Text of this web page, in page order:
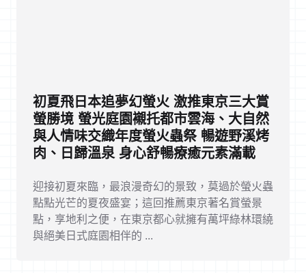
初夏飛日本追夢幻螢火 激推東京三大賞
螢勝境 螢光庭園襯托都市雲海、大自然
與人情味交織年度螢火蟲祭 暢遊野溪烤
肉、日歸溫泉 身心舒暢療癒元素滿載
迎接初夏來臨，最浪漫奇幻的景致，莫過於螢火蟲
點點光芒的夏夜盛宴；這回推薦東京著名賞螢景
點，享地利之便，在東京都心就擁有萬坪綠林環繞
與絕美日式庭園相伴的 ...